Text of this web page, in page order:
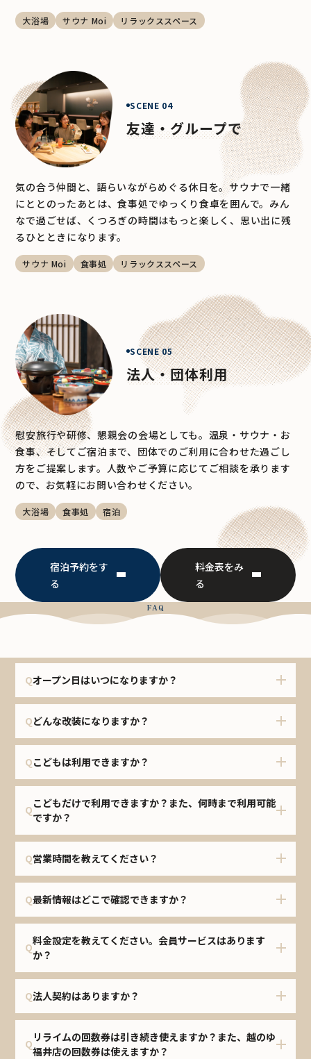
大浴場 サウナ Moi リラックススペース
SCENE 04
友達・グループで
気の合う仲間と、語らいながらめぐる休日を。サウナで一緒
にととのったあとは、食事処でゆっくり食卓を囲んで。みん
なで過ごせば、くつろぎの時間はもっと楽しく、思い出に残
るひとときになります。
サウナ Moi 食事処 リラックススペース
SCENE 05
法人・団体利用
慰安旅行や研修、懇親会の会場としても。温泉・サウナ・お
食事、そしてご宿泊まで、団体でのご利用に合わせた過ごし
方をご提案します。人数やご予算に応じてご相談を承ります
ので、お気軽にお問い合わせください。
大浴場 食事処 宿泊
宿泊予約をす
る
料金表をみ
る
FAQ
よくあるご質問
Qオープン日はいつになりますか？
Qどんな改装になりますか？
Qこどもは利用できますか？
Q
こどもだけで利用できますか？また、何時まで利用可能
ですか？
Q営業時間を教えてください？
Q最新情報はどこで確認できますか？
Q
料金設定を教えてください。会員サービスはあります
か？
Q法人契約はありますか？
Q
リライムの回数券は引き続き使えますか？また、越のゆ
福井店の回数券は使えますか？